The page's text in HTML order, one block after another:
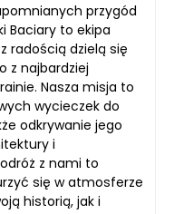
przygód
Baciary to ekipa
radością dzielą się
z najbardziej
Nasza misja to
wycieczek do
odkrywanie jego
i
z nami to
się w atmosferze
historią, jak i